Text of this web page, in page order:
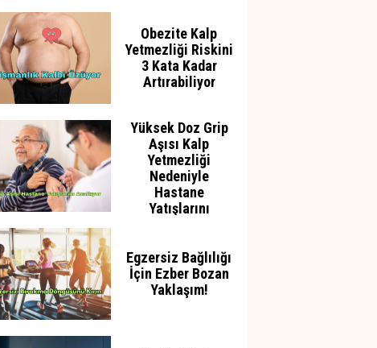
Obezite Kalp
Yetmezliği Riskini
3 Kata Kadar
Artırabiliyor
Yüksek Doz Grip
Aşısı Kalp
Yetmezliği
Nedeniyle
Hastane
Yatışlarını
Egzersiz Bağlılığı
İçin Ezber Bozan
Yaklaşım!